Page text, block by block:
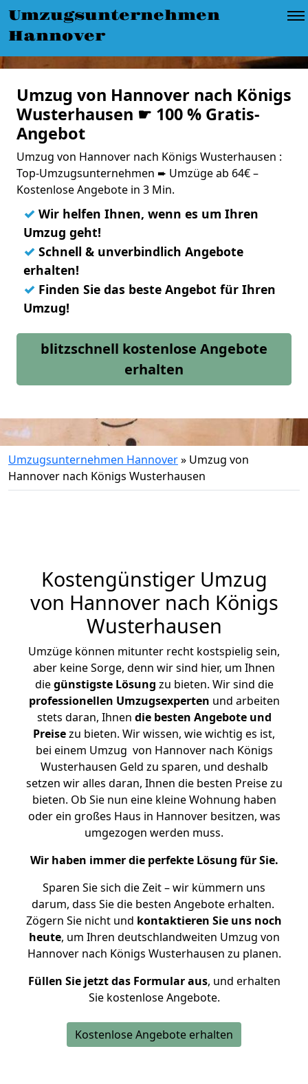
Umzugsunternehmen
Hannover
Umzug von Hannover nach Königs
Wusterhausen ☛ 100 % Gratis-
Angebot
Umzug von Hannover nach Königs Wusterhausen :
Top-Umzugsunternehmen ➨ Umzüge ab 64€ –
Kostenlose Angebote in 3 Min.
✓ Wir helfen Ihnen, wenn es um Ihren
Umzug geht!
✓ Schnell & unverbindlich Angebote
erhalten!
✓ Finden Sie das beste Angebot für Ihren
Umzug!
blitzschnell kostenlose Angebote
erhalten
Umzugsunternehmen Hannover» Umzug von
Hannover nach Königs Wusterhausen
Kostengünstiger Umzug
von Hannover nach Königs
Wusterhausen
Umzüge können mitunter recht kostspielig sein,
aber keine Sorge, denn wir sind hier, um Ihnen
diegünstigste Lösung zu bieten. Wir sind die
professionellen Umzugsexperten und arbeiten
stets daran, Ihnen die besten Angebote und
Preisezu bieten. Wir wissen, wie wichtig es ist,
bei einem Umzug von Hannover nach Königs
Wusterhausen Geld zu sparen, und deshalb
setzen wir alles daran, Ihnen die besten Preise zu
bieten. Ob Sie nun eine kleine Wohnung haben
oder ein großes Haus in Hannover besitzen, was
umgezogen werden muss.
Wir haben immer die perfekte Lösung für Sie.
Sparen Sie sich die Zeit – wir kümmern uns
darum, dass Sie die besten Angebote erhalten.
Zögern Sie nicht und kontaktieren Sie uns noch
heute, um Ihren deutschlandweiten Umzug von
Hannover nach Königs Wusterhausen zu planen.
Füllen Sie jetzt das Formular aus, und erhalten
Sie kostenlose Angebote.
Kostenlose Angebote erhalten